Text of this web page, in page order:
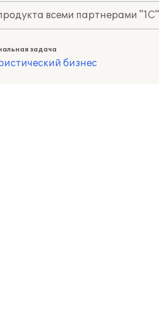
всеми партнерами "1С"
задача
бизнес